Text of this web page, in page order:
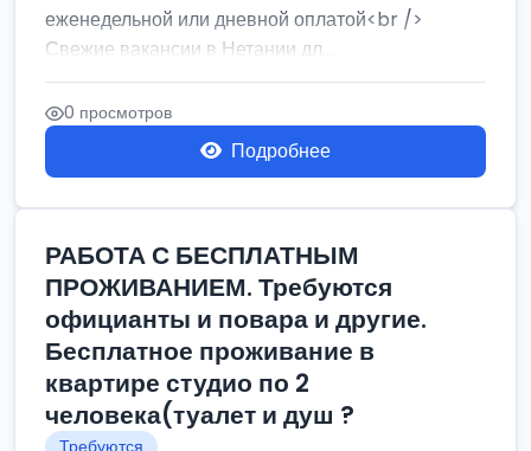
еженедельной или дневной оплатой<br />
Свежие вакансии в Нетании дл...
0 просмотров
Подробнее
РАБОТА С БЕСПЛАТНЫМ
ПРОЖИВАНИЕМ. Требуются
официанты и повара и другие.
Бесплатное проживание в
квартире студио по 2
человека(туалет и душ ?